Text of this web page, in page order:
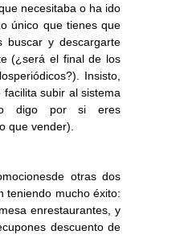
necesitaba o ha ido
único que tienes que
buscar y descargarte
(¿será el final de los
Insisto,
subir al sistema
digo por si eres
que vender).
otras dos
teniendo mucho éxito:
enrestaurantes, y
descuento de